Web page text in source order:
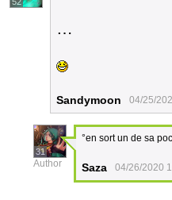
…
Sandymoon 04/25/
31
Author
°en sort un de sa
Saza 04/26/2020